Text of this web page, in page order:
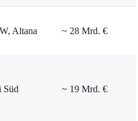
Altana ~ 28 Mrd. €
Süd ~ 19 Mrd. €